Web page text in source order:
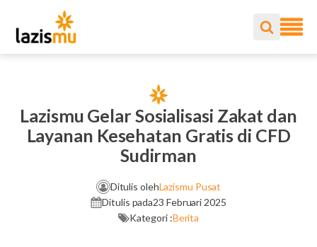
Lazismu Gelar Sosialisasi Zakat dan
Layanan Kesehatan Gratis di CFD
Sudirman
Ditulis olehLazismu Pusat
Ditulis pada23 Februari 2025
Kategori :Berita